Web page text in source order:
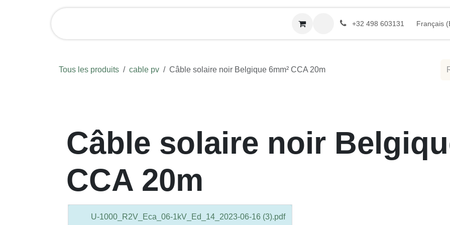
Se rendre au contenu
Demande de devis Rendez-vous
+32 498 603131 Français (BE)
Tous les produits cable pv Câble solaire noir Belgique 6mm² CCA 20m
Câble solaire noir
CCA 20m
U-1000_R2V_Eca_06-1kV_Ed_14_2023-06-16 (3).pdf